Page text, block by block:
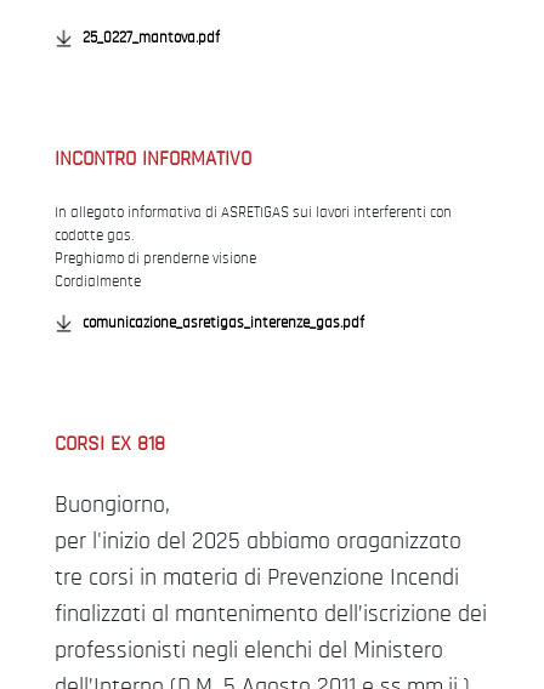
25_0227_mantova.pdf
INCONTRO INFORMATIVO
In allegato informativa di ASRETIGAS sui lavori interferenti con
codotte gas.
Preghiamo di prenderne visione
Cordialmente
comunicazione_asretigas_interenze_gas.pdf
CORSI EX 818
Buongiorno,
per l'inizio del 2025 abbiamo oraganizzato
tre corsi in materia di Prevenzione Incendi
finalizzati al mantenimento dell’iscrizione dei
professionisti negli elenchi del Ministero